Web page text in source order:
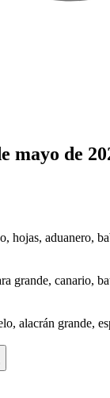
mayo de
hojas, aduanero,
grande, canario,
alacrán grande,